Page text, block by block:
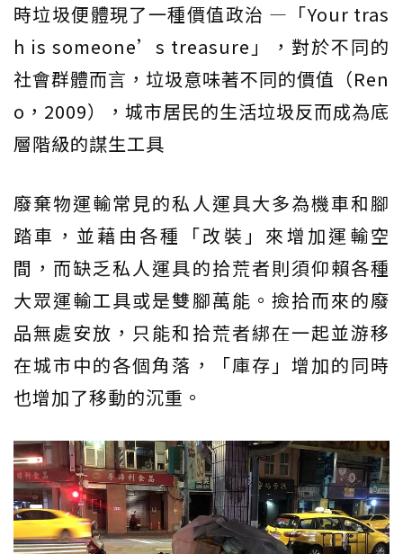
時垃圾便體現了一種價值政治 —「Your tras
h is someone’s treasure」，對於不同的
社會群體而言，垃圾意味著不同的價值（Ren
o，2009），城市居民的生活垃圾反而成為底
層階級的謀生工具
廢棄物運輸常見的私人運具大多為機車和腳
踏車，並藉由各種「改裝」來增加運輸空
間，而缺乏私人運具的拾荒者則須仰賴各種
大眾運輸工具或是雙腳萬能。撿拾而來的廢
品無處安放，只能和拾荒者綁在一起並游移
在城市中的各個角落，「庫存」增加的同時
也增加了移動的沉重。